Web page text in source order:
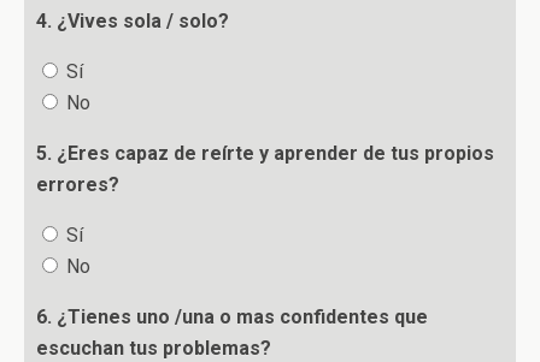
4. ¿Vives sola / solo?
Sí
No
5. ¿Eres capaz de reírte y aprender de tus propios
errores?
Sí
No
6. ¿Tienes uno /una o mas confidentes que
escuchan tus problemas?